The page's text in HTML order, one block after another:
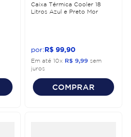
Caixa Térmica Cooler 18
Litros Azul e Preto Mor
R$ 99 90
Em até 10x R$ 9,99 sem
juros
COMPRAR